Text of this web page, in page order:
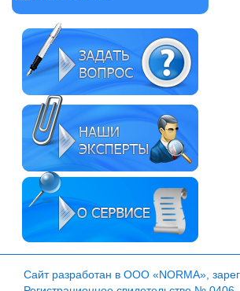
Сайт разработан в ООО «NORMA»,